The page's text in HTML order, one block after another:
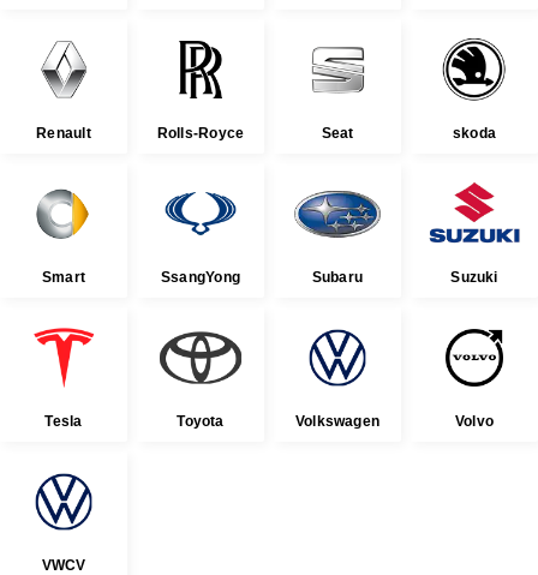
Renault Rolls-Royce Seat skoda
Smart SsangYong Subaru Suzuki
Tesla Toyota Volkswagen Volvo
VWCV